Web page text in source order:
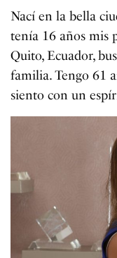
Nací en la bella
tenía 16 años mis
Quito, Ecuador,
familia. Tengo 61
siento con un